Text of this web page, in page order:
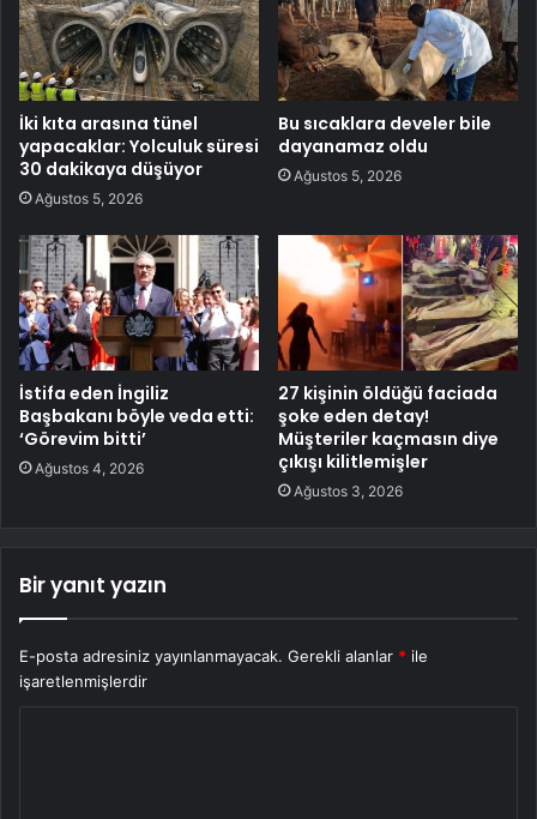
İki kıta arasına tünel
yapacaklar: Yolculuk süresi
30 dakikaya düşüyor
Ağustos 5, 2026
Bu sıcaklara develer bile
dayanamaz oldu
Ağustos 5, 2026
İstifa eden İngiliz
Başbakanı böyle veda etti:
‘Görevim bitti’
Ağustos 4, 2026
27 kişinin öldüğü faciada
şoke eden detay!
Müşteriler kaçmasın diye
çıkışı kilitlemişler
Ağustos 3, 2026
Bir yanıt yazın
E-posta adresiniz yayınlanmayacak. Gerekli alanlar * ile
işaretlenmişlerdir